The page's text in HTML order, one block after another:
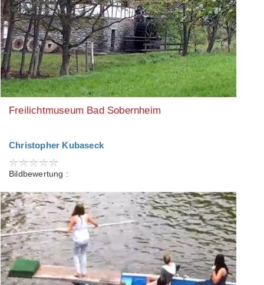
Freilichtmuseum Bad Sobernheim
Christopher Kubaseck
Bildbewertung :